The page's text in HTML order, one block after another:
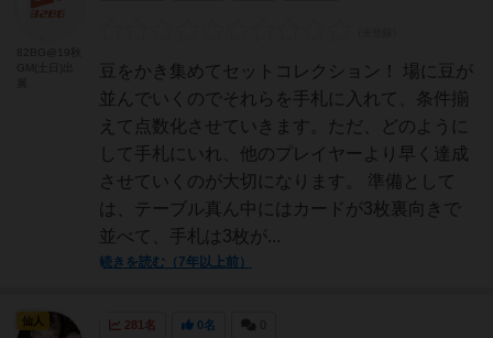
豆をかき集めてセットコレクション！ 場に豆が
並んでいくのでそれらを手札に入れて、条件揃
えて点数化させていきます。ただ、どのように
して手札にいれ、他のプレイヤーより早く達成
させていくのが大切になります。 準備として
は、テーブル真ん中にはカードが3枚裏向きで
並べて、手札は3枚が...
続きを読む（7年以上前）
281名 0名
仙人